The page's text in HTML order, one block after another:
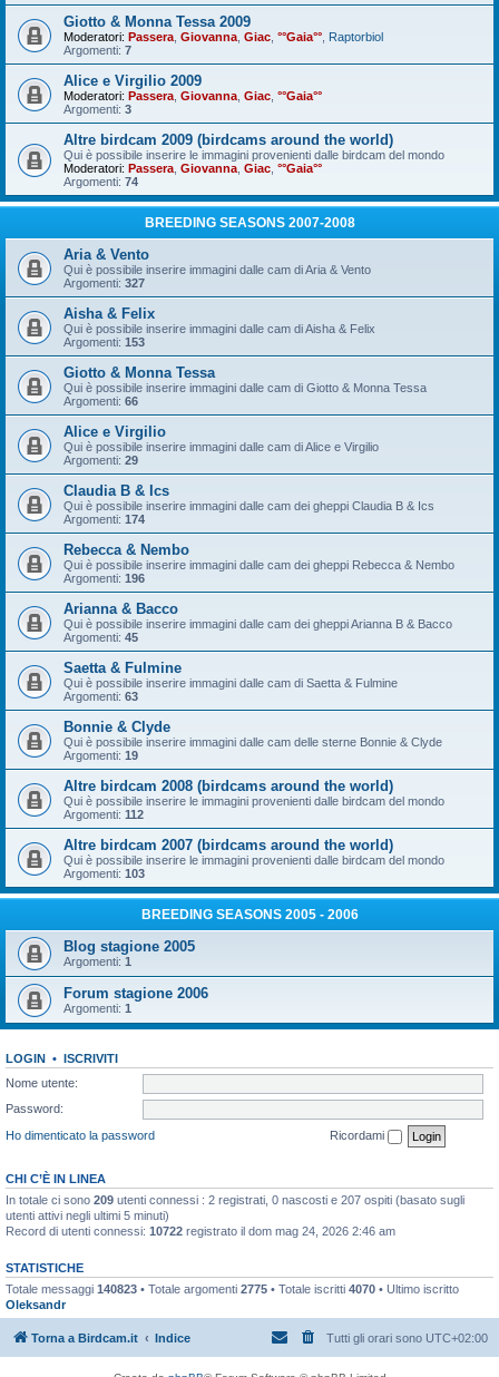
Giotto & Monna Tessa 2009
Moderatori: Passera Giovanna Giac °°Gaia°° Raptorbiol
Argomenti: 7
Alice e Virgilio 2009
Moderatori: Passera Giovanna Giac °°Gaia°°
Argomenti: 3
Altre birdcam 2009 (birdcams around the world)
Qui è possibile inserire le immagini provenienti dalle birdcam del mondo
Moderatori: Passera Giovanna Giac °°Gaia°°
Argomenti: 74
BREEDING SEASONS 2007-2008
Aria & Vento
Qui è possibile inserire immagini dalle cam di Aria & Vento
Argomenti: 327
Aisha & Felix
Qui è possibile inserire immagini dalle cam di Aisha & Felix
Argomenti: 153
Giotto & Monna Tessa
Qui è possibile inserire immagini dalle cam di Giotto & Monna Tessa
Argomenti: 66
Alice e Virgilio
Qui è possibile inserire immagini dalle cam di Alice e Virgilio
Argomenti: 29
Claudia B & Ics
Qui è possibile inserire immagini dalle cam dei gheppi Claudia B & Ics
Argomenti: 174
Rebecca & Nembo
Qui è possibile inserire immagini dalle cam dei gheppi Rebecca & Nembo
Argomenti: 196
Arianna & Bacco
Qui è possibile inserire immagini dalle cam dei gheppi Arianna B & Bacco
Argomenti: 45
Saetta & Fulmine
Qui è possibile inserire immagini dalle cam di Saetta & Fulmine
Argomenti: 63
Bonnie & Clyde
Qui è possibile inserire immagini dalle cam delle sterne Bonnie & Clyde
Argomenti: 19
Altre birdcam 2008 (birdcams around the world)
Qui è possibile inserire le immagini provenienti dalle birdcam del mondo
Argomenti: 112
Altre birdcam 2007 (birdcams around the world)
Qui è possibile inserire le immagini provenienti dalle birdcam del mondo
Argomenti: 103
BREEDING SEASONS 2005 - 2006
Blog stagione 2005
Argomenti: 1
Forum stagione 2006
Argomenti: 1
LOGIN • ISCRIVITI
Nome utente:
Password:
Ho dimenticato la password
Ricordami
CHI C’È IN LINEA
In totale ci sono 209 utenti connessi : 2 registrati, 0 nascosti e 207 ospiti (basato sugli
utenti attivi negli ultimi 5 minuti)
Record di utenti connessi: 10722 registrato il dom mag 24, 2026 2:46 am
STATISTICHE
Totale messaggi 140823 • Totale argomenti 2775 • Totale iscritti 4070 • Ultimo iscritto
Oleksandr
Torna a Birdcam.it Indice Tutti gli orari sono UTC+02:00